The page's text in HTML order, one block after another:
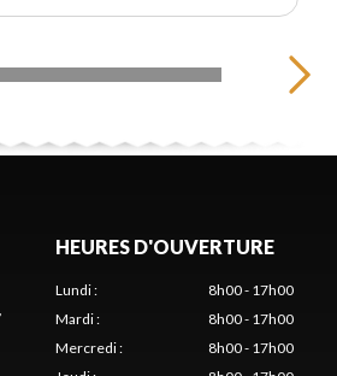
HEURES D'OUVERTURE
Lundi:
8h00 - 17h00
Mardi:
8h00 - 17h00
Mercredi:
8h00 - 17h00